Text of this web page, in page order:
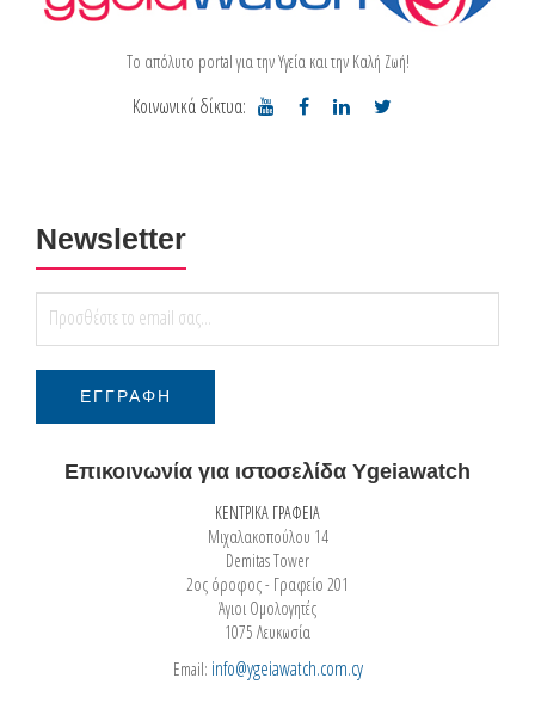
Το απόλυτο portal για την Υγεία και την Καλή Ζωή!
Κοινωνικά δίκτυα:
Newsletter
Επικοινωνία για ιστοσελίδα Ygeiawatch
ΚΕΝΤΡΙΚΑ ΓΡΑΦΕΙΑ
Μιχαλακοπούλου 14
Demitas Tower
2ος όροφος - Γραφείο 201
Άγιοι Ομολογητές
1075 Λευκωσία
Email: info@ygeiawatch.com.cy